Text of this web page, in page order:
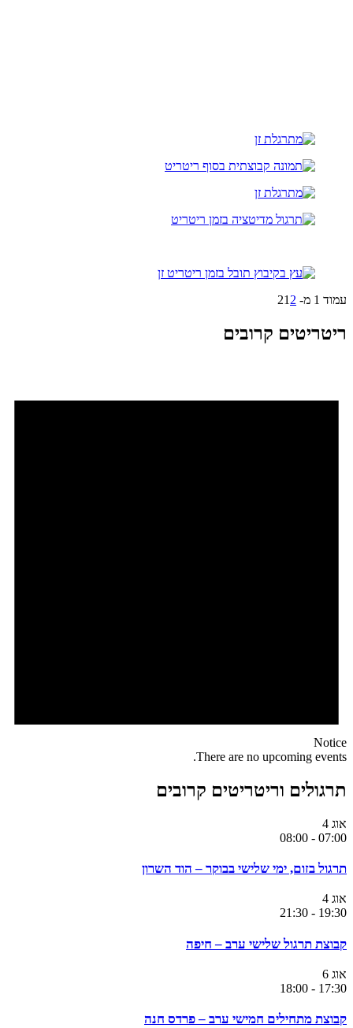
עמוד 1 מ- 2 1 2
ריטריטים קרובים
Notice
There are no upcoming events.
תרגולים וריטריטים קרובים
אוג 4
07:00
-
08:00
תרגול בזום, ימי שלישי בבוקר – הוד השרון
אוג 4
19:30
-
21:30
קבוצת תרגול שלישי ערב – חיפה
אוג 6
17:30
-
18:00
קבוצת מתחילים חמישי ערב – פרדס חנה